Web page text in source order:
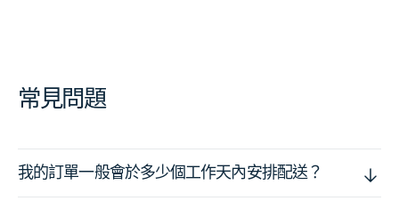
常見問題
我的訂單一般會於多少個工作天內安排配送？